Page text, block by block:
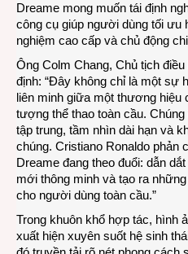
Dreame mong muốn tái định
công cụ giúp người dùng tối ưu
nghiệm cao cấp và chủ động
Ông Colm Chang, Chủ tịch
định: “Đây không chỉ là một sự
liên minh giữa một thương hiệu
tượng thể thao toàn cầu.
tập trung, tầm nhìn dài hạn và
chúng. Cristiano Ronaldo phản
Dreame đang theo đuổi: dẫn
mới thông minh và tạo ra
cho người dùng toàn cầu.”
Trong khuôn khổ hợp tác, hình
xuất hiện xuyên suốt hệ sinh